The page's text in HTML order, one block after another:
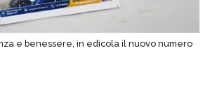
e benessere, in edicola il nuovo numero